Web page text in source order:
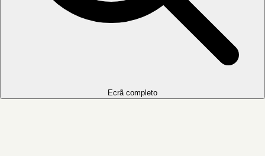
Ecrã completo